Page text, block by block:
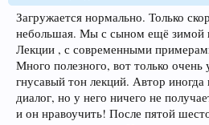
Загружается нормально. Только
небольшая. Мы с сыном ещё зимой
Лекции , с современными
Много полезного, вот только
гнусавый тон лекций. Автор иногда
диалог, но у него ничего не
и он нравоучить! После пятой